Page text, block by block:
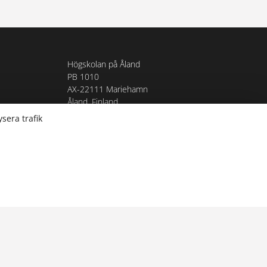
Högskolan på Åland
PB 1010
AX-22111 Mariehamn
Åland, Finland
trafik